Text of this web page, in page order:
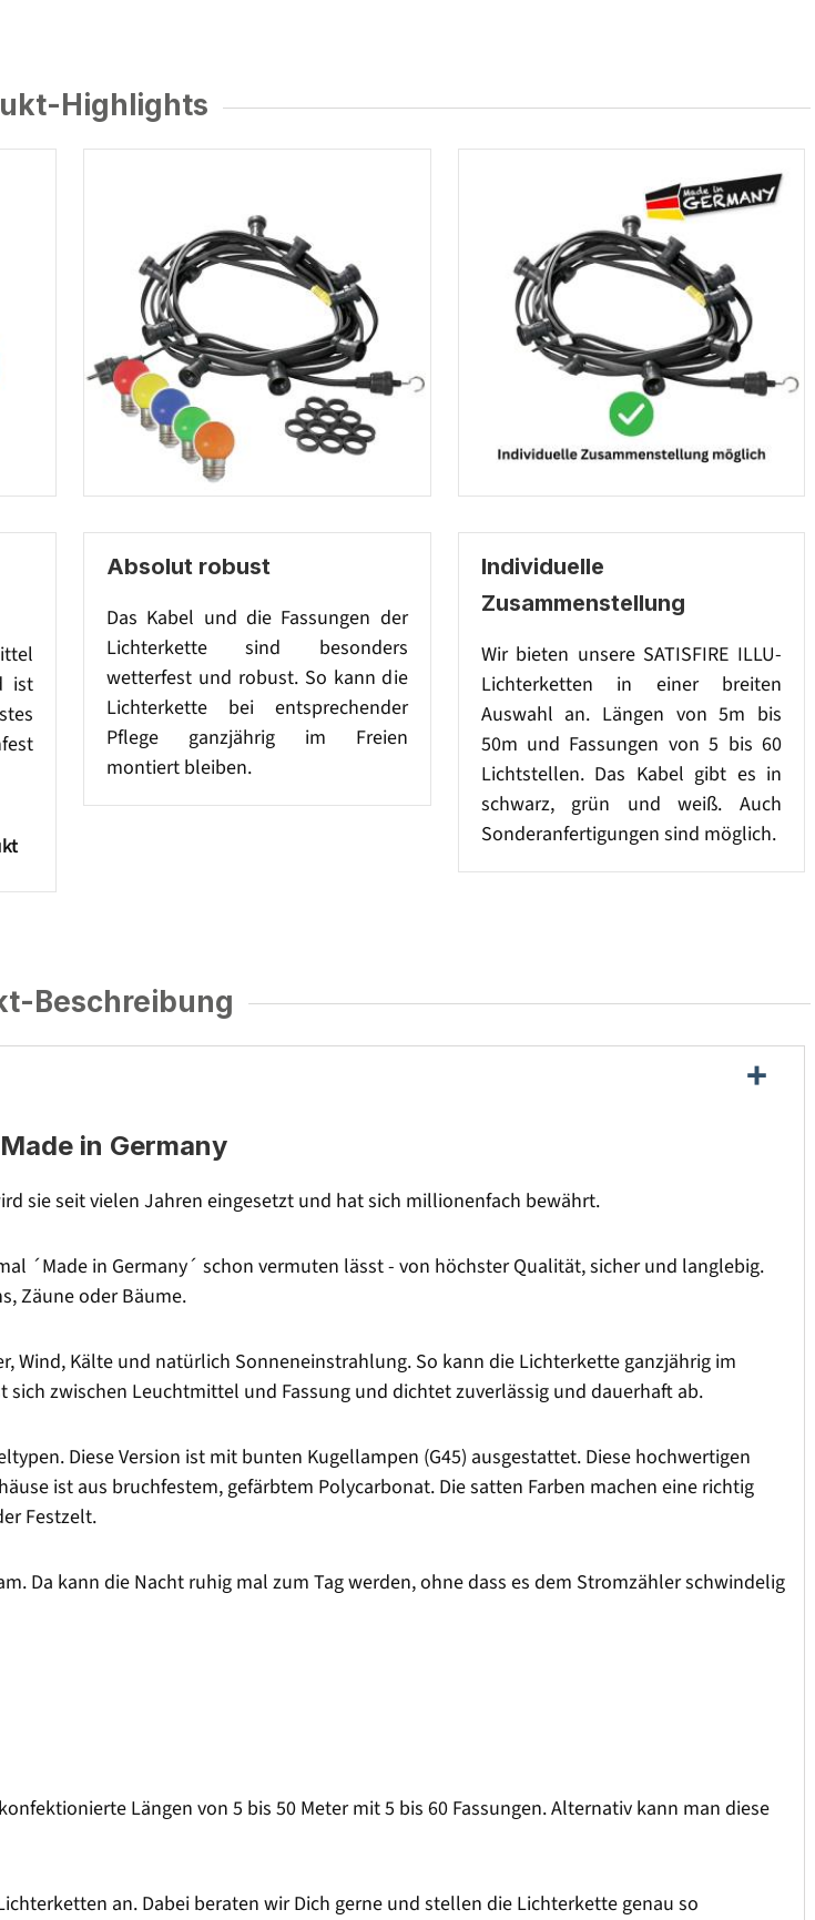
Highlights
ist
Absolut robust
Das Kabel und die Fassungen der
Lichterkette sind besonders
wetterfest und robust. So kann die
Lichterkette bei entsprechender
Pflege ganzjährig im Freien
montiert bleiben.
Individuelle
Zusammenstellung
Wir bieten unsere SATISFIRE ILLU-
Lichterketten in einer breiten
Auswahl an. Längen von 5m bis
50m und Fassungen von 5 bis 60
Lichtstellen. Das Kabel gibt es in
schwarz, grün und weiß. Auch
Sonderanfertigungen sind möglich.
Beschreibung
in Germany
sie seit vielen Jahren eingesetzt und hat sich millionenfach bewährt.
´Made in Germany´ schon vermuten lässt - von höchster Qualität, sicher und langlebig.
Zäune oder Bäume.
Wind, Kälte und natürlich Sonneneinstrahlung. So kann die Lichterkette ganzjährig im
zwischen Leuchtmittel und Fassung und dichtet zuverlässig und dauerhaft ab.
Diese Version ist mit bunten Kugellampen (G45) ausgestattet. Diese hochwertigen
ist aus bruchfestem, gefärbtem Polycarbonat. Die satten Farben machen eine richtig
Festzelt.
Da kann die Nacht ruhig mal zum Tag werden, ohne dass es dem Stromzähler schwindelig
Längen von 5 bis 50 Meter mit 5 bis 60 Fassungen. Alternativ kann man diese
an. Dabei beraten wir Dich gerne und stellen die Lichterkette genau so